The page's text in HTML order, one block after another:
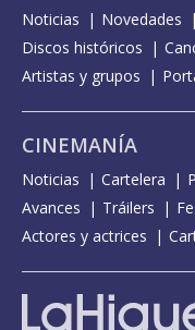
Noticias Novedades
Discos históricos
Artistas y grupos
CINEMANÍA
Noticias Cartelera
Avances
Tráilers
Actores y actrices